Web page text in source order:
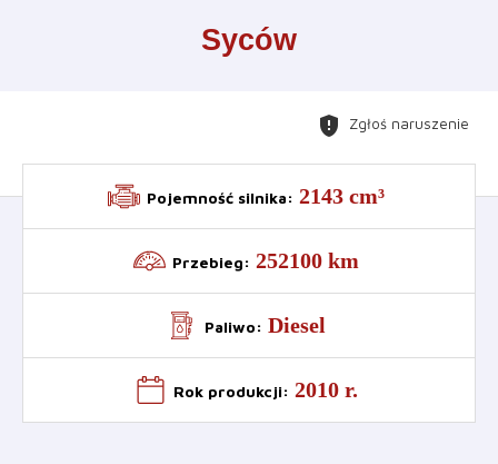
Syców
gpp_maybe Zgłoś naruszenie
Pojemność silnika: 2143 cm³
Przebieg: 252100 km
Paliwo: Diesel
Rok produkcji: 2010 r.